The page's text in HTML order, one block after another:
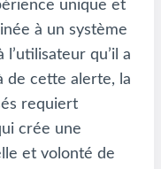
unique et
à un système
qu’il a
de cette alerte, la
requiert
crée une
et volonté de